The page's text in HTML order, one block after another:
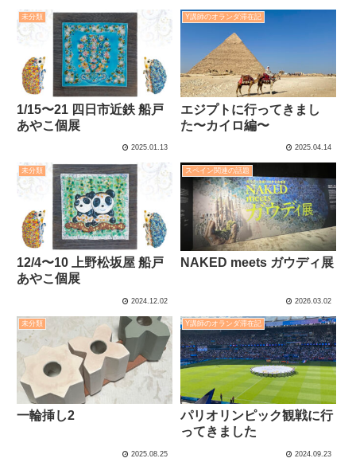
未分類
1/15〜21 四日市近鉄 船戸
あやこ個展
2025.01.13
Y講師のオランダ滞在記
エジプトに行ってきまし
た〜カイロ編〜
2025.04.14
未分類
12/4〜10 上野松坂屋 船戸
あやこ個展
2024.12.02
スペイン関連の話題
NAKED meets ガウディ展
2026.03.02
未分類
一輪挿し2
2025.08.25
Y講師のオランダ滞在記
パリオリンピック観戦に行
ってきました
2024.09.23